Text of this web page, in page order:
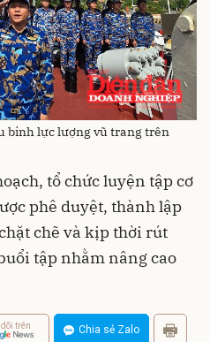
binh lực lượng vũ trang trên
tổ chức luyện tập cơ
phê duyệt, thành lập
chẽ và kịp thời rút
tập nhằm nâng cao
dõi trên Chia sẻ Zalo